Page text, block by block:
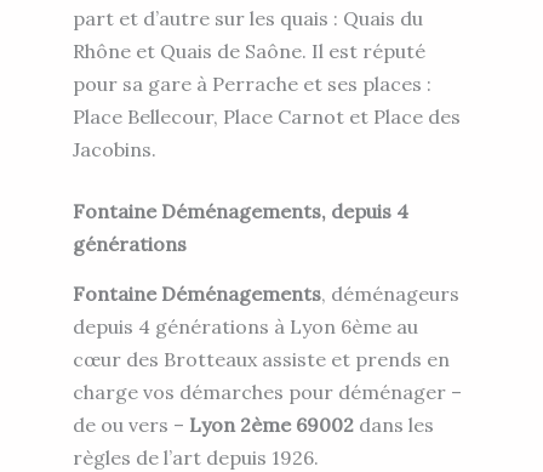
part et d’autre sur les quais : Quais du
Rhône et Quais de Saône. Il est réputé
pour sa gare à Perrache et ses places :
Place Bellecour, Place Carnot et Place des
Jacobins.
Fontaine Déménagements, depuis 4
générations
Fontaine Déménagements, déménageurs
depuis 4 générations à Lyon 6ème au
cœur des Brotteaux assiste et prends en
charge vos démarches pour déménager –
de ou vers – Lyon 2ème 69002 dans les
règles de l’art depuis 1926.